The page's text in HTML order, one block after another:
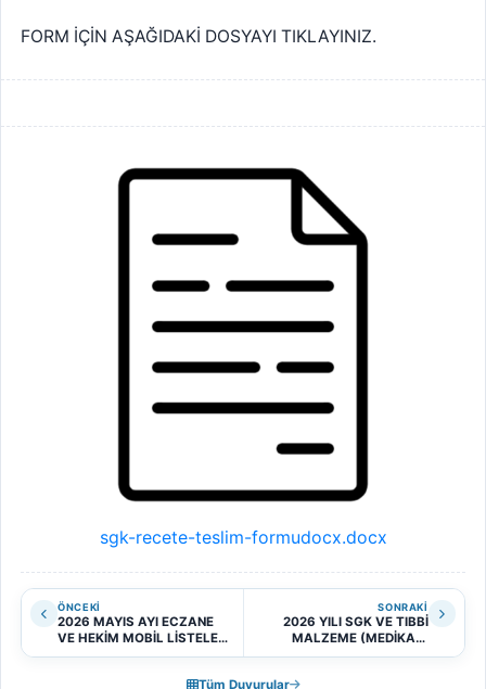
FORM İÇİN AŞAĞIDAKİ DOSYAYI TIKLAYINIZ.
sgk-recete-teslim-formudocx.docx
ÖNCEKI
2026 MAYIS AYI ECZANE
VE HEKİM MOBİL LİSTELERİ
HK.
SONRAKI
2026 YILI SGK VE TIBBİ
MALZEME (MEDİKAL)
SÖZLEŞMELERİNİN
Tüm Duyurular